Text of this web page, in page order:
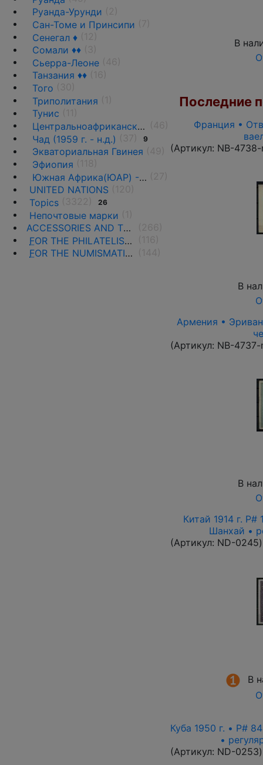
Руанда-Урунди
Сан-Томе и Принсипи
Сенегал ♦
Сомали ♦♦
Сьерра-Леоне
Танзания ♦♦
Того
Триполитания
Тунис
Центральноафриканская Республика ♦♦
Чад (1959 г. - н.д.)
9
Экваториальная Гвинея
Эфиопия
Южная Африка(ЮАР) - 1961 г. -н.д.
UNITED NATIONS
Topics
26
Непочтовые марки
ACCESSORIES AND THE LITERATURE
FOR THE PHILATELISTS
FOR THE NUMISMATISTS
В
Последние
Франция •
(Артикул: NB-4738-
В
Армения •
(Артикул: NB-4737-
В
Китай 1914 г.
Шанхай •
(Артикул: ND-0245)
В
Куба 1950 г. • P#
•
(Артикул: ND-0253)